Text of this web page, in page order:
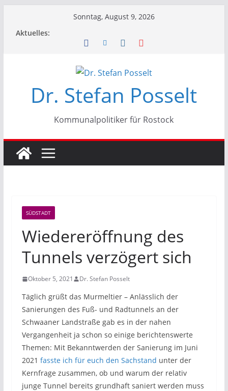
Sonntag, August 9, 2026
Aktuelles:
Dr. Stefan Posselt
Kommunalpolitiker für Rostock
SÜDSTADT
Wiedereröffnung des
Tunnels verzögert sich
Oktober 5, 2021 Dr. Stefan Posselt
Täglich grüßt das Murmeltier – Anlässlich der
Sanierungen des Fuß- und Radtunnels an der
Schwaaner Landstraße gab es in der nahen
Vergangenheit ja schon so einige berichtenswerte
Themen: Mit Bekanntwerden der Sanierung im Juni
2021 fasste ich für euch den Sachstand unter der
Kernfrage zusammen, ob und warum der relativ
junge Tunnel bereits grundhaft saniert werden muss